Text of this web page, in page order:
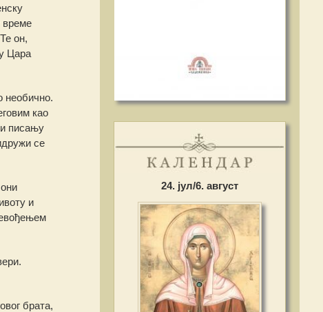
време
он,
Цара
необично.
као
писању
се
и
брата,
24. јул/6. август